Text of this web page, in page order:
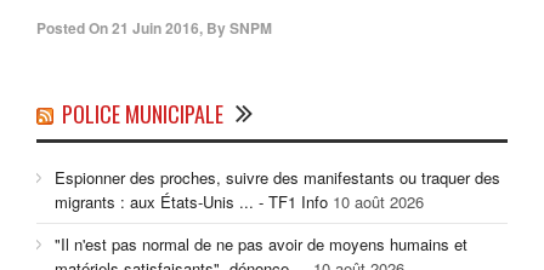
Posted On21 Juin 2016, BySNPM
POLICE MUNICIPALE
Espionner des proches, suivre des manifestants ou traquer des
migrants : aux États-Unis ... - TF1 Info 10 août 2026
"Il n'est pas normal de ne pas avoir de moyens humains et